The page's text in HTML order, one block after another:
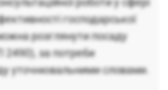
господарської
розглянути посаду
2490), за потреби
уточнювальними словами.